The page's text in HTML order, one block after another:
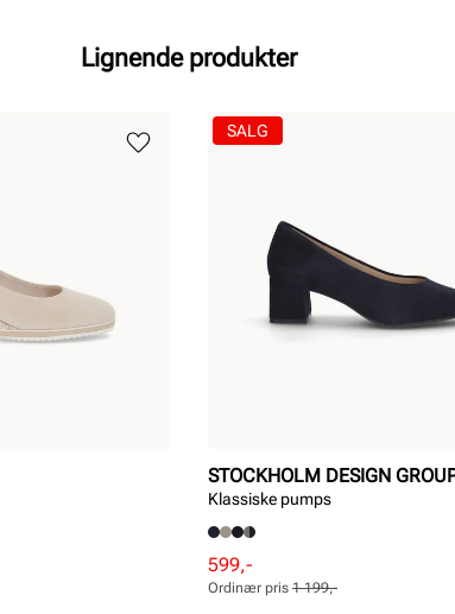
Lignende produkter
STOCKHOLM DESIGN
Klassiske pumps
Rabattert
pris
599,-
Ordinær
pris
Ordinær pris 1 199,-
SALG